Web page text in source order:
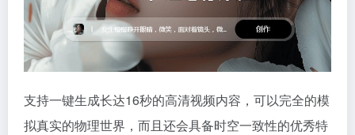
支持一键生成长达16秒的高清视频内容，可以完全的模
拟真实的物理世界，而且还会具备时空一致性的优秀特